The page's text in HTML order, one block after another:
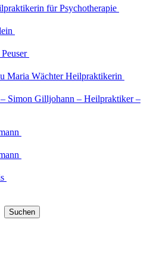
für Psychotherapie
Maria Wächter Heilpraktikerin
Simon Gilljohann – Heilpraktiker –
Suchen